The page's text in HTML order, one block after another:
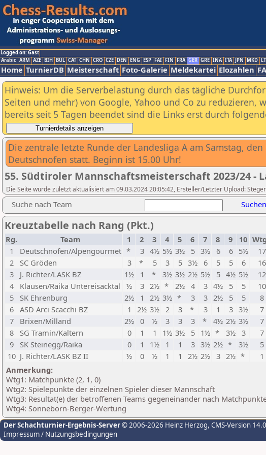
Logged on: Gast
Arabic ARM AZE BIH BUL CAT CHN CRO CZE DEN ENG ESP FAI FIN FRA GER GRE INA ITA JPN MKD
Home TurnierDB Meisterschaft Foto-Galerie Meldekartei Elozahlen
Hinweis: Um die Serverbelastung durch das tägliche
Seiten und mehr) von Google, Yahoo und Co zu reduzieren,
bereits seit 5 Tagen beendet sind die Links erst durch
Die zentrale letzte Runde der Landesliga A am Samstag,
Deutschnofen statt. Beginn ist 15.00 Uhr!
55. Südtiroler Mannschaftsmeisterschaft 2023/24 -
Die Seite wurde zuletzt aktualisiert am 09.03.2024 20:05:42, Ersteller/Letzter Upload:
Suche nach Team Suchen
Kreuztabelle nach Rang (Pkt.)
Rg. Team 1 2 3 4 5 6 7 8 9 10
1
Deutschnofen/Alpengourmet * 3 4½ 5½ 3½ 5 3½ 6 6 5½ 17
2
SC Gröden 3 * 5 3 5 3½ 6 5 5 6 16
3
J. Richter/LASK BZ 1½ 1 * 3½ 3½ 2½ 5½ 5 4½ 5½ 12
4
Klausen/Raika Untereisacktal ½ 3 2½ * 2½ 4 3 4½ 5 5 10
5
SK Ehrenburg 2½ 1 2½ 3½ * 3 3 2½ 5 5 8
6 ASD Arci Scacchi BZ 1 2½ 3½ 2 3 * 3 1 3 3½ 7
7
Brixen/Milland 2½ 0 ½ 3 3 3 * 4½ 2½ 3½ 7
8
SG Tramin/Kaltern 0 1 1 1½ 3½ 5 1½ * 3½ 3 7
9
SK Steinegg/Raika 0 1 1½ 1 1 3 3½ 2½ * 3½ 5
10 J. Richter/LASK BZ II ½ 0 ½ 1 1 2½ 2½ 3 2½ * 1
Anmerkung:
Wtg1: Matchpunkte (2, 1, 0)
Wtg2: Spielepunkte der einzelnen Spieler dieser Mannschaft
Wtg3: Resultat(e) der betroffenen Teams gegeneinander nach
Wtg4: Sonneborn-Berger-Wertung
Der Schachturnier-Ergebnis-Server© 2006-2026 Heinz Herzog, CMS-Version
Impressum / Nutzungsbedingungen